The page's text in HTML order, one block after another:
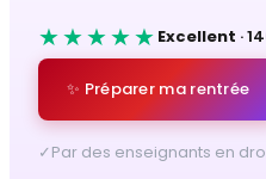
★★★★★ Excellent ·
✨ Préparer ma rentrée
✓Par des enseignants en